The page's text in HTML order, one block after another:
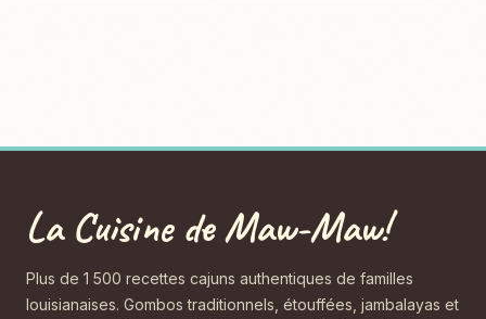
La Cuisine de Maw-Maw!
Plus de 1 500 recettes cajuns authentiques de familles
louisianaises. Gombos traditionnels, étouffées, jambalayas et